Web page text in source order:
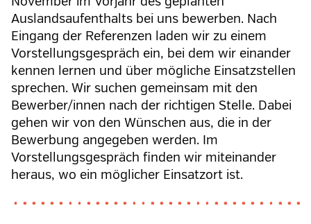
Auslandsaufenthalts bei uns bewerben. Nach
Eingang der Referenzen laden wir zu einem
Vorstellungsgespräch ein, bei dem wir einander
kennen lernen und über mögliche Einsatzstellen
sprechen. Wir suchen gemeinsam mit den
Bewerber/innen nach der richtigen Stelle. Dabei
gehen wir von den Wünschen aus, die in der
Bewerbung angegeben werden. Im
Vorstellungsgespräch finden wir miteinander
heraus, wo ein möglicher Einsatzort ist.